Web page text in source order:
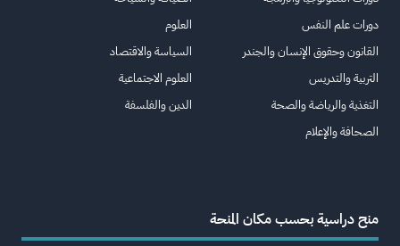
دورات علم النفس
القانون وحقوق الإنسان والجندر
التربية والتدريس
التغذية والرياضة والصحة
الصحافة والإعلام
العلوم
السياسة والاقتصاد
العلوم الاجتماعية
الدين والفلسفة
منح دراسية بحسب مكان المنحة